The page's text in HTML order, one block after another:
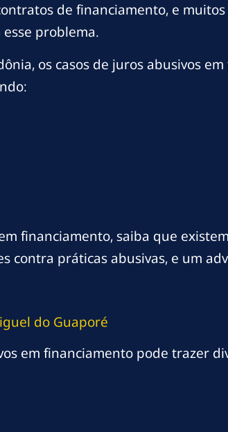
de financiamento, e
problema.
os casos de juros abusivos
financiamento, saiba que
contra práticas abusivas, e um
do Guaporé
em financiamento pode trazer